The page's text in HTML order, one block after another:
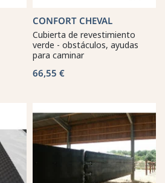
CONFORT CHEVAL
Cubierta de revestimiento
verde - obstáculos, ayudas
para caminar
66,55 €